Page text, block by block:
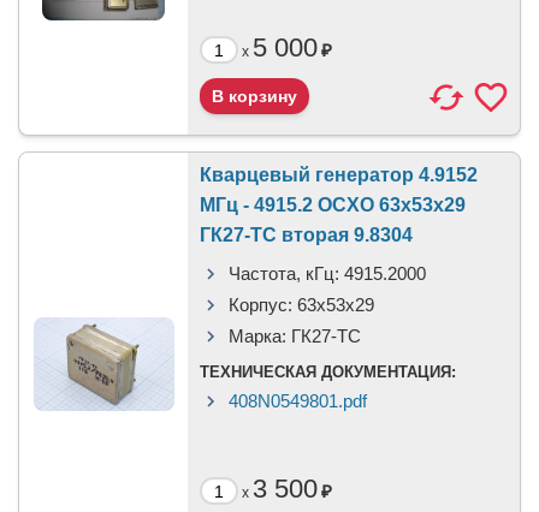
x 5 000₽
Кварцевый генератор 4.9152
МГц - 4915.2 OCXO 63x53x29
ГК27-ТС вторая 9.8304
Частота, кГц: 4915.2000
Корпус: 63x53x29
Марка: ГК27-ТС
ТЕХНИЧЕСКАЯ ДОКУМЕНТАЦИЯ:
408N0549801.pdf
x 3 500₽